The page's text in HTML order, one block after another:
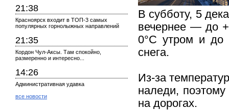
21:38
Красноярск входит в ТОП-3 самых
популярных горнолыжных направлений
21:35
Кордон Чул-Аксы. Там спокойно,
размеренно и интересно...
14:26
Административная удавка
все новости
В субботу, 5
вечернее — до +
0°C утром и
снега.
Из-за
наледи,
на дорогах.